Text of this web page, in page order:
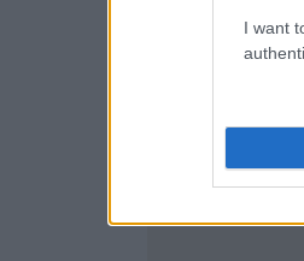
I want